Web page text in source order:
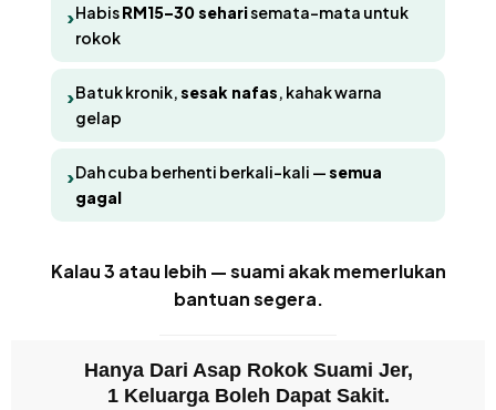
›HabisRM15–30 seharisemata-mata untuk
rokok
›Batuk kronik,sesak nafas, kahak warna
gelap
›Dah cuba berhenti berkali-kali —semua
gagal
Kalau 3 atau lebih — suami akak memerlukan
bantuan segera.
Hanya Dari Asap Rokok Suami Jer,
1 Keluarga Boleh Dapat Sakit.